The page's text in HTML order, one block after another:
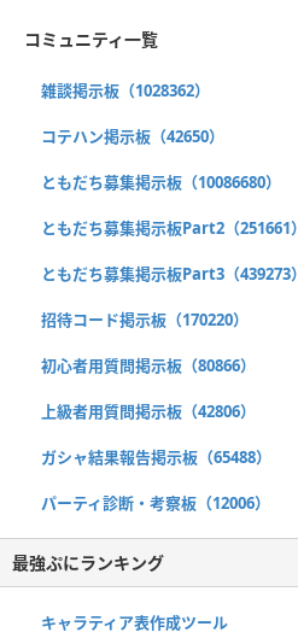
コミュニティ一覧
雑談掲示板（1028362）
コテハン掲示板（42650）
ともだち募集掲示板（10086680）
ともだち募集掲示板Part2（251661）
ともだち募集掲示板Part3（439273）
招待コード掲示板（170220）
初心者用質問掲示板（80866）
上級者用質問掲示板（42806）
ガシャ結果報告掲示板（65488）
パーティ診断・考察板（12006）
最強ぷにランキング
キャラティア表作成ツール